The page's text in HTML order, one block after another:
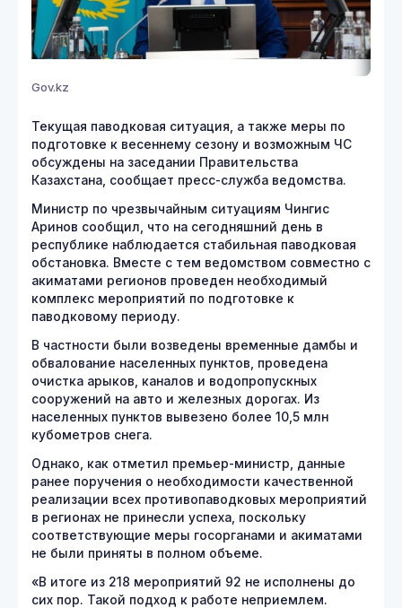
Gov.kz
Текущая паводковая ситуация, а также меры по
подготовке к весеннему сезону и возможным ЧС
обсуждены на заседании Правительства
Казахстана, сообщает пресс-служба ведомства.
Министр по чрезвычайным ситуациям Чингис
Аринов сообщил, что на сегодняшний день в
республике наблюдается стабильная паводковая
обстановка. Вместе с тем ведомством совместно с
акиматами регионов проведен необходимый
комплекс мероприятий по подготовке к
паводковому периоду.
В частности были возведены временные дамбы и
обвалование населенных пунктов, проведена
очистка арыков, каналов и водопропускных
сооружений на авто и железных дорогах. Из
населенных пунктов вывезено более 10,5 млн
кубометров снега.
Однако, как отметил премьер-министр, данные
ранее поручения о необходимости качественной
реализации всех противопаводковых мероприятий
в регионах не принесли успеха, поскольку
соответствующие меры госорганами и акиматами
не были приняты в полном объеме.
«В итоге из 218 мероприятий 92 не исполнены до
сих пор. Такой подход к работе неприемлем.